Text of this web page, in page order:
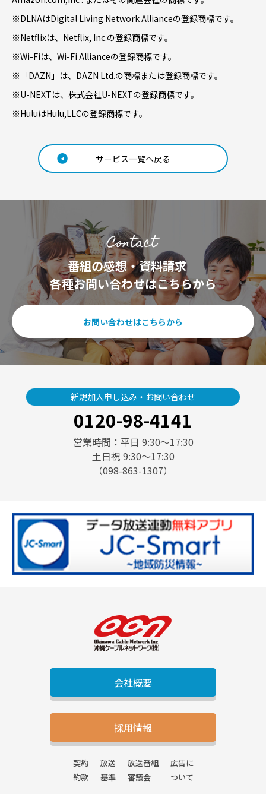
※DLNAはDigital Living Network Allianceの登録商標です。
※Netflixは、Netflix, Inc.の登録商標です。
※Wi-Fiは、Wi-Fi Allianceの登録商標です。
※「DAZN」は、DAZN Ltd.の商標または登録商標です。
※U-NEXTは、株式会社U-NEXTの登録商標です。
※HuluはHulu,LLCの登録商標です。
サービス一覧へ戻る
番組の感想・資料請求
各種お問い合わせはこちらから
お問い合わせはこちらから
新規加入申し込み・お問い合わせ
0120-98-4141
営業時間：平日 9:30〜17:30
土日祝 9:30〜17:30
（098-863-1307）
会社概要
採用情報
契約
約款
放送
基準
放送番組
審議会
広告に
ついて